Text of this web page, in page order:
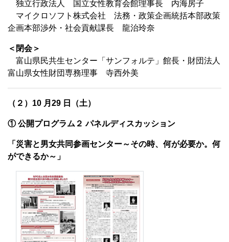
独立行政法人 国立女性教育会館理事長 内海房子
マイクロソフト株式会社 法務・政策企画統括本部政策
企画本部渉外・社会貢献課長 龍治玲奈
＜閉会＞
富山県民共生センター「サンフォルテ」館長・財団法人
富山県女性財団専務理事 寺西外美
（２）10 月29 日（土）
① 公開プログラム２ パネルディスカッション
「災害と男女共同参画センター～その時、何が必要か。何
ができるか～」